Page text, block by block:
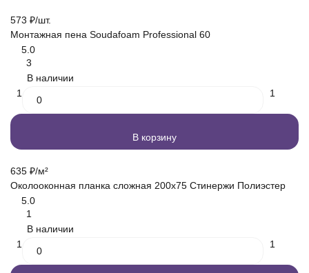
573 ₽/шт.
Монтажная пена Soudafoam Professional 60
5.0
3
В наличии
1
1
В корзину
635 ₽/м²
Околооконная планка сложная 200х75 Стинержи Полиэстер
5.0
1
В наличии
1
1